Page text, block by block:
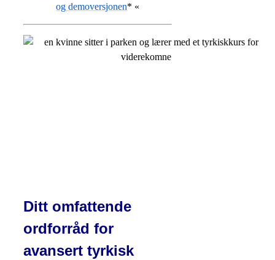
og demoversjonen* «
Ditt omfattende
ordforråd for
avansert tyrkisk